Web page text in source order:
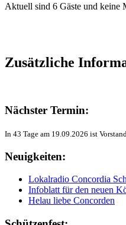
Aktuell sind 6 Gäste und keine
Zusätzliche
Nächster Termin:
In 43 Tage am 19.09.2026 ist
Neuigkeiten:
Lokalradio Concordia
Infoblatt für den neuen
Helau liebe Concorden